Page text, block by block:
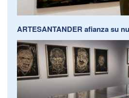
ARTESANTANDER afianza su